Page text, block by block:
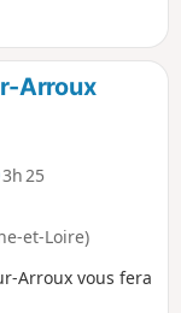
Arroux
3h 25
et-Loire)
Arroux vous fera